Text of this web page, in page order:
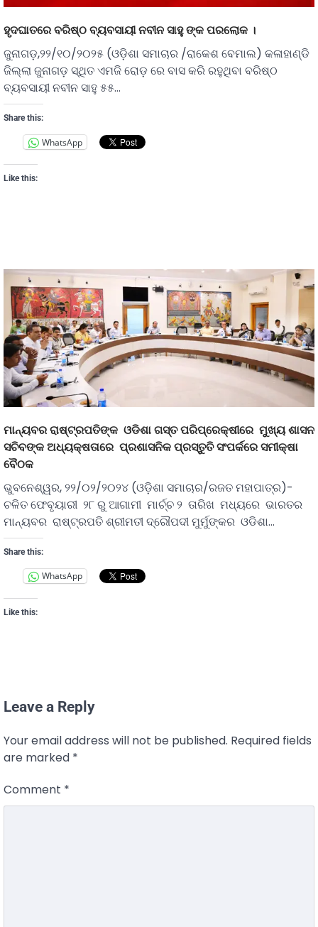
ହୃଦଘାତରେ ବରିଷ୍ଠ ବ୍ୟବସାୟୀ ନବୀନ ସାହୁ ଙ୍କ ପରଲୋକ ।
ଜୁନାଗଡ଼,୨୨/୧୦/୨୦୨୫ (ଓଡ଼ିଶା ସମାଚାର /ରାକେଶ ବେମାଲ) କଳାହାଣ୍ଡି
ଜିଲ୍ଲା ଜୁନାଗଡ଼ ସ୍ଥିତ ଏମଜି ରୋଡ଼ ରେ ବାସ କରି ରହୁଥିବା ବରିଷ୍ଠ
ବ୍ୟବସାୟୀ ନବୀନ ସାହୁ ୫୫…
Share this:
WhatsApp
Like this:
ମାନ୍ୟବର ରାଷ୍ଟ୍ରପତିଙ୍କ ଓଡିଶା ଗସ୍ତ ପରିପ୍ରେକ୍ଷୀରେ ମୁଖ୍ୟ ଶାସନ
ସଚିବଙ୍କ ଅଧ୍ୟକ୍ଷତାରେ ପ୍ରଶାସନିକ ପ୍ରସ୍ତୁତି ସଂପର୍କରେ ସମୀକ୍ଷା
ବୈଠକ
ଭୁବନେଶ୍ୱର, ୨୨/୦୨/୨୦୨୪ (ଓଡ଼ିଶା ସମାଚାର/ରଜତ ମହାପାତ୍ର)-
ଚଳିତ ଫେବୃୟାରୀ ୨୮ ରୁ ଆଗାମୀ ମାର୍ଚ୍ଚ ୨ ତାରିଖ ମଧ୍ୟରେ ଭାରତର
ମାନ୍ୟବର ରାଷ୍ଟ୍ରପତି ଶ୍ରୀମତୀ ଦ୍ରୌପଦୀ ମୁର୍ମୁଙ୍କର ଓଡିଶା…
Share this:
WhatsApp
Like this:
Leave a Reply
Your email address will not be published. Required fields
are marked *
Comment *